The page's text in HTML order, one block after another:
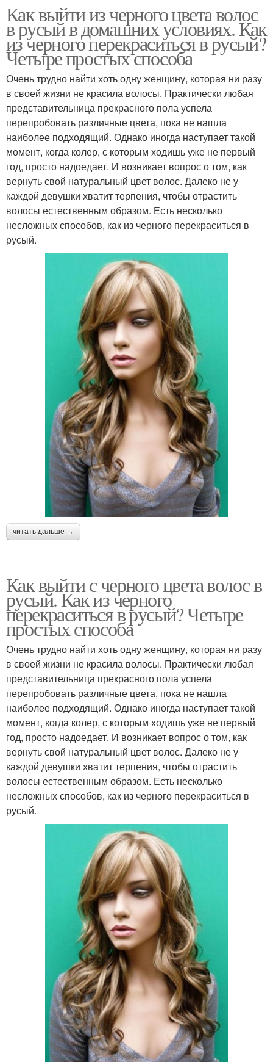
Как выйти из черного цвета волос
в русый в домашних условиях. Как
из черного перекраситься в русый?
Четыре простых способа
Очень трудно найти хоть одну женщину, которая ни разу
в своей жизни не красила волосы. Практически любая
представительница прекрасного пола успела
перепробовать различные цвета, пока не нашла
наиболее подходящий. Однако иногда наступает такой
момент, когда колер, с которым ходишь уже не первый
год, просто надоедает. И возникает вопрос о том, как
вернуть свой натуральный цвет волос. Далеко не у
каждой девушки хватит терпения, чтобы отрастить
волосы естественным образом. Есть несколько
несложных способов, как из черного перекраситься в
русый.
читать дальше →
Как выйти с черного цвета волос в
русый. Как из черного
перекраситься в русый? Четыре
простых способа
Очень трудно найти хоть одну женщину, которая ни разу
в своей жизни не красила волосы. Практически любая
представительница прекрасного пола успела
перепробовать различные цвета, пока не нашла
наиболее подходящий. Однако иногда наступает такой
момент, когда колер, с которым ходишь уже не первый
год, просто надоедает. И возникает вопрос о том, как
вернуть свой натуральный цвет волос. Далеко не у
каждой девушки хватит терпения, чтобы отрастить
волосы естественным образом. Есть несколько
несложных способов, как из черного перекраситься в
русый.